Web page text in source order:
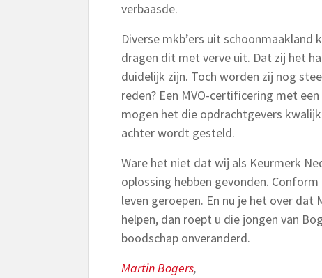
verbaasde.
Diverse mkb’ers uit schoonmaakland
dragen dit met verve uit. Dat zij het
duidelijk zijn. Toch worden zij nog
reden? Een MVO-certificering met
mogen het die opdrachtgevers
achter wordt gesteld.
Ware het niet dat wij als Keurmerk
oplossing hebben gevonden.
leven geroepen. En nu je het over dat
helpen, dan roept u die jongen van
boodschap onveranderd.
Martin Bogers,